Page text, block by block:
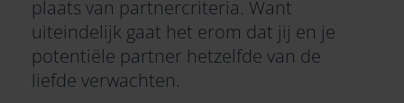
plaats van partnercriteria. Want
uiteindelijk gaat het erom dat jij en je
potentiële partner hetzelfde van de
liefde verwachten.